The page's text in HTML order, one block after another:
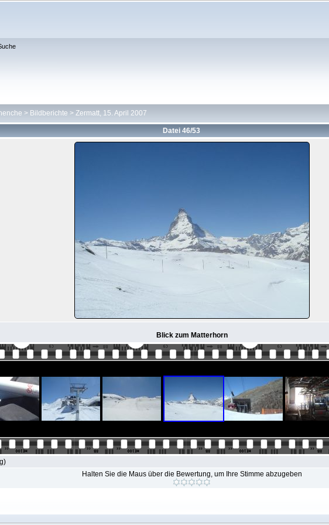
> Bildberichte > Zermatt, 15. April 2007
Datei 46/53
Blick zum Matterhorn
Halten Sie die Maus über die Bewertung, um Ihre Stimme abzugeben